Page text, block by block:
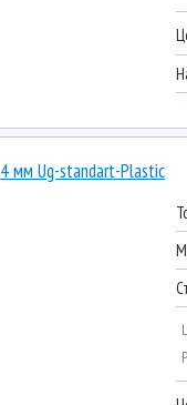
4 мм Ug-standart-Plastic